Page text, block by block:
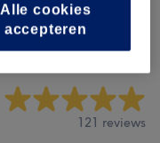
121 reviews
Alle cookies
accepteren